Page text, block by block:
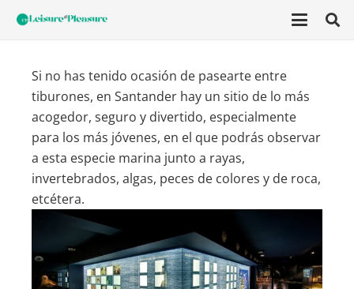
Si no has tenido ocasión de pasearte entre
tiburones, en Santander hay un sitio de lo más
acogedor, seguro y divertido, especialmente
para los más jóvenes, en el que podrás observar
a esta especie marina junto a rayas,
invertebrados, algas, peces de colores y de roca,
etcétera.